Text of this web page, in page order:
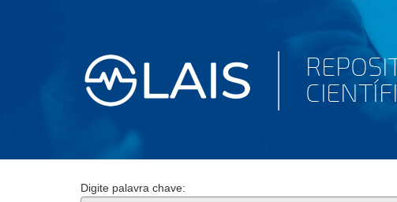
Digite palavra chave: